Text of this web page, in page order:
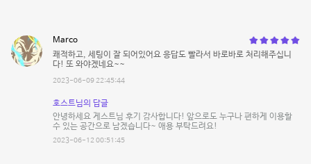
Marco
쾌적하고, 세팅이 잘 되어있어요 응답도 빨라서 바로바로 처리해주십니
다! 또 와야겠네요~~
2023-06-09 22:45:44
호스트님의 답글
안녕하세요 게스트님 후기 감사합니다! 앞으로도 누구나 편하게 이용할
수 있는 공간으로 남겠습니다~ 애용 부탁드려요!
2023-06-12 00:51:45